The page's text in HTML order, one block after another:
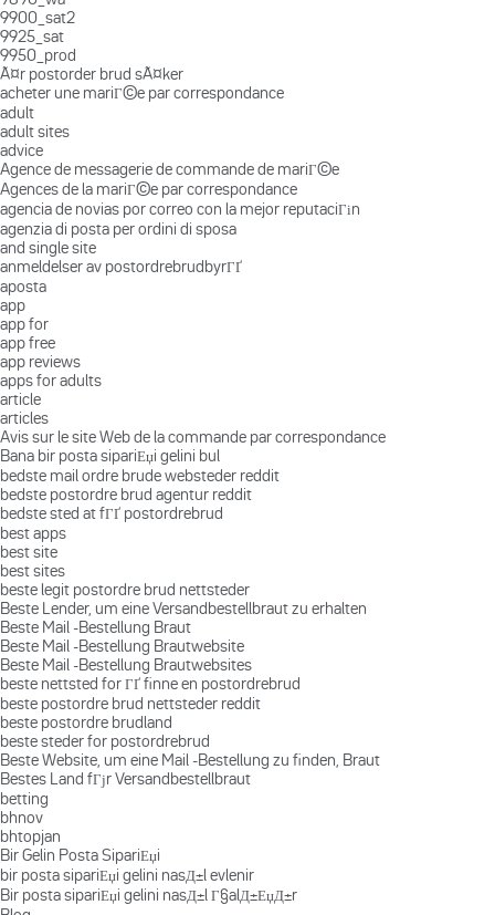
9900_sat2
9925_sat
9950_prod
Ã¤r postorder brud sÃ¤ker
acheter une mariГ©e par correspondance
adult
adult sites
advice
Agence de messagerie de commande de mariГ©e
Agences de la mariГ©e par correspondance
agencia de novias por correo con la mejor reputaciГіn
agenzia di posta per ordini di sposa
and single site
anmeldelser av postordrebrudbyrГҐ
aposta
app
app for
app free
app reviews
apps for adults
article
articles
Avis sur le site Web de la commande par correspondance
Bana bir posta sipariЕџi gelini bul
bedste mail ordre brude websteder reddit
bedste postordre brud agentur reddit
bedste sted at fГҐ postordrebrud
best apps
best site
best sites
beste legit postordre brud nettsteder
Beste Lender, um eine Versandbestellbraut zu erhalten
Beste Mail -Bestellung Braut
Beste Mail -Bestellung Brautwebsite
Beste Mail -Bestellung Brautwebsites
beste nettsted for ГҐ finne en postordrebrud
beste postordre brud nettsteder reddit
beste postordre brudland
beste steder for postordrebrud
Beste Website, um eine Mail -Bestellung zu finden, Braut
Bestes Land fГјr Versandbestellbraut
betting
bhnov
bhtopjan
Bir Gelin Posta SipariЕџi
bir posta sipariЕџi gelini nasД±l evlenir
Bir posta sipariЕџi gelini nasД±l Г§alД±ЕџД±r